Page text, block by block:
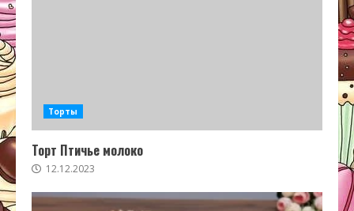
Торты
Торт Птичье молоко
12.12.2023